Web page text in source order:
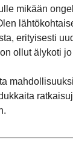
mikään
erityisesti
ollut älykoti